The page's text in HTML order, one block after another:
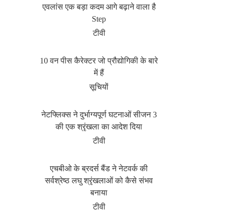
एवलांस एक बड़ा कदम आगे बढ़ाने वाला है
Step
टीवी
10 वन पीस कैरेक्टर जो प्रौद्योगिकी के बारे
में हैं
सूचियों
नेटफ्लिक्स ने दुर्भाग्यपूर्ण घटनाओं सीजन 3
की एक श्रृंखला का आदेश दिया
टीवी
एचबीओ के ब्रदर्स बैंड ने नेटवर्क की
सर्वश्रेष्ठ लघु श्रृंखलाओं को कैसे संभव
बनाया
टीवी